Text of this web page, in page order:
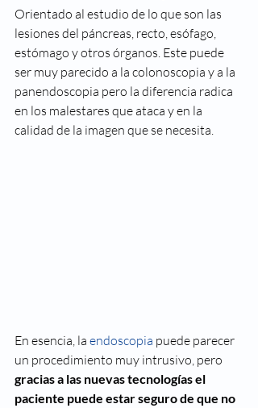
Orientado al estudio de lo que son las
lesiones del páncreas, recto, esófago,
estómago y otros órganos. Este puede
ser muy parecido a la colonoscopia y a la
panendoscopia pero la diferencia radica
en los malestares que ataca y en la
calidad de la imagen que se necesita.
En esencia, la endoscopia puede parecer
un procedimiento muy intrusivo, pero
gracias a las nuevas tecnologías el
paciente puede estar seguro de que no